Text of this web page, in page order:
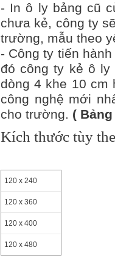
- In ô ly bảng cũ
chưa kẻ, công ty
trường, mẫu theo
- Công ty tiến
đó công ty kẻ ô ly
dòng 4 khe 10 cm
công nghệ mới
cho trường. (
Kích thước tùy
120 x 240
120 x 360
120 x 400
120 x 480